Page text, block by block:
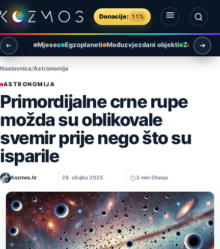
Preskoči na sadržaj
Donacije: 11%
Otvori izbornik
Otvori pretragu
Mjesec Egzoplaneti Međuzvjezdani objekti Zemlja i
Naslovnica Astronomija
ASTRONOMIJA
Primordijalne crne rupe
možda su oblikovale
svemir prije nego što su
isparile
Kozmos.hr 28. ožujka 2025. 3 min čitanja